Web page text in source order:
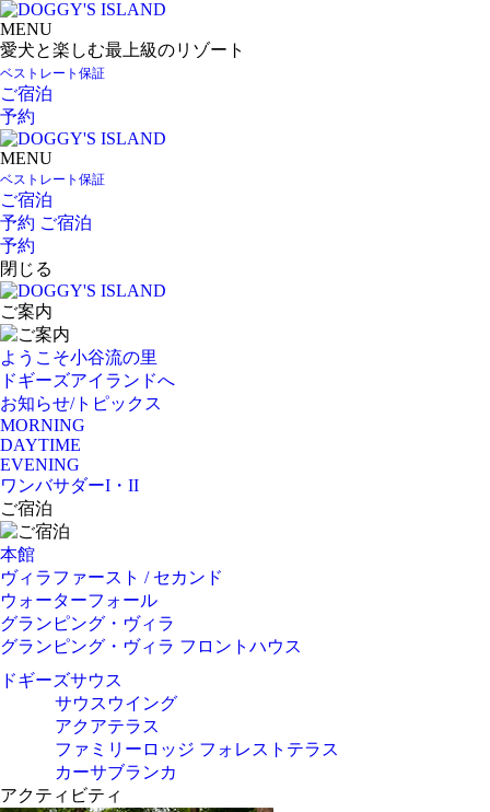
MENU
愛犬と楽しむ最上級のリゾート
ベストレート保証
ご宿泊
予約
MENU
ベストレート保証
ご宿泊
予約 ご宿泊
予約
閉じる
ご案内
ようこそ小谷流の里
ドギーズアイランドへ
お知らせ/トピックス
MORNING
DAYTIME
EVENING
ワンバサダーI・II
ご宿泊
本館
ヴィラファースト / セカンド
ウォーターフォール
グランピング・ヴィラ
グランピング・ヴィラ フロントハウス
ドギーズサウス
サウスウイング
アクアテラス
ファミリーロッジ フォレストテラス
カーサブランカ
アクティビティ